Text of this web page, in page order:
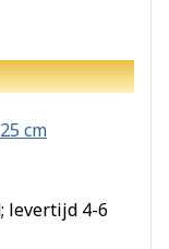
levertijd 4-6